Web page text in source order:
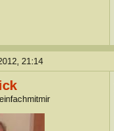
21:14